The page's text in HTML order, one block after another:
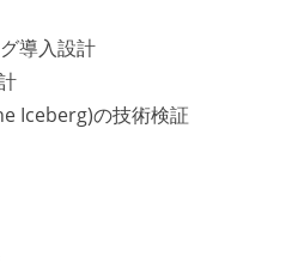
導入設計
Iceberg)の技術検証